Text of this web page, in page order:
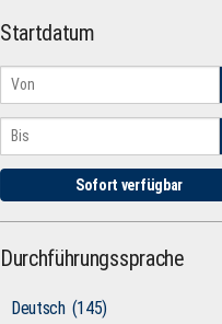
Startdatum
Sofort verfügbar
Durchführungssprache
Deutsch (145)